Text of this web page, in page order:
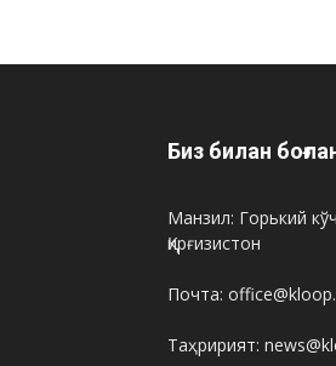
Биз билан
Манзил: Горький
Қирғизистон
Почта:
Таҳририят: